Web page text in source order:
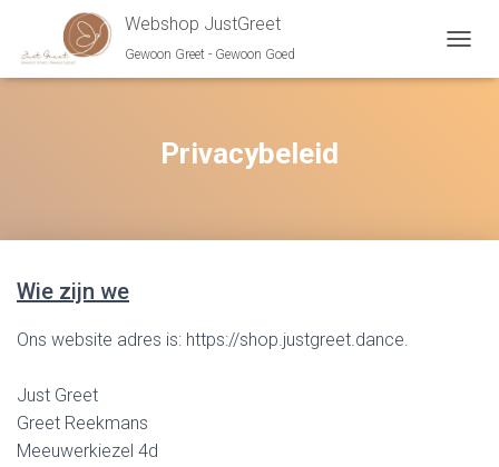
Webshop JustGreet
Gewoon Greet - Gewoon Goed
A
Privacybeleid
Wie zijn we
Ons website adres is: https://shop.justgreet.dance.
Just Greet
Greet Reekmans
Meeuwerkiezel 4d